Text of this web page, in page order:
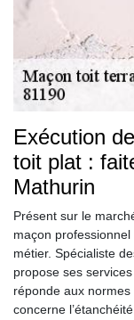
Exécution
toit plat :
Mathurin
Présent sur le
maçon
métier. Spécialiste
propose ses
réponde aux
concerne